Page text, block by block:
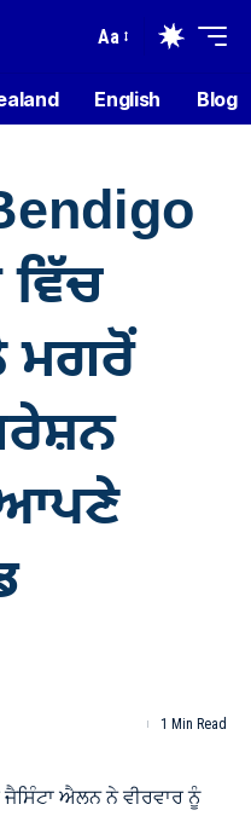
Aa
English Blog
ਮਗਰੋਂ
1 Min Read
ਐਲਨ ਨੇ ਵੀਰਵਾਰ ਨੂੰ